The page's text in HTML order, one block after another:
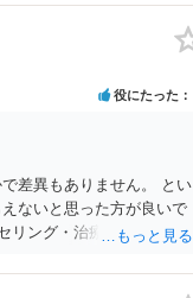
役にたった
差異もありません。 とい
ないと思った方が良いで
リング・治療の内容 ・利
まり意味がありません。